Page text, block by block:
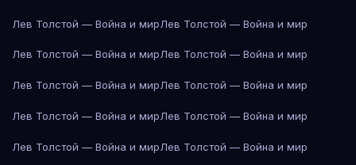
Лев Толстой — Война и мирЛев Толстой — Война и мир
Лев Толстой — Война и мирЛев Толстой — Война и мир
Лев Толстой — Война и мирЛев Толстой — Война и мир
Лев Толстой — Война и мирЛев Толстой — Война и мир
Лев Толстой — Война и мирЛев Толстой — Война и мир